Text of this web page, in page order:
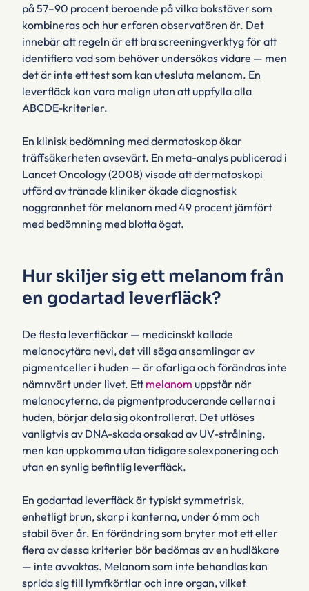
på 57–90 procent beroende på vilka bokstäver som
kombineras och hur erfaren observatören är. Det
innebär att regeln är ett bra screeningverktyg för att
identifiera vad som behöver undersökas vidare — men
det är inte ett test som kan utesluta melanom. En
leverfläck kan vara malign utan att uppfylla alla
ABCDE-kriterier.
En klinisk bedömning med dermatoskop ökar
träffsäkerheten avsevärt. En meta-analys publicerad i
Lancet Oncology(2008) visade att dermatoskopi
utförd av tränade kliniker ökade diagnostisk
noggrannhet för melanom med 49 procent jämfört
med bedömning med blotta ögat.
Hur skiljer sig ett melanom från
en godartad leverfläck?
De flesta leverfläckar — medicinskt kallade
melanocytära nevi, det vill säga ansamlingar av
pigmentceller i huden — är ofarliga och förändras inte
nämnvärt under livet. Ett melanom uppstår när
melanocyterna, de pigmentproducerande cellerna i
huden, börjar dela sig okontrollerat. Det utlöses
vanligtvis av DNA-skada orsakad av UV-strålning,
men kan uppkomma utan tidigare solexponering och
utan en synlig befintlig leverfläck.
En godartad leverfläck är typiskt symmetrisk,
enhetligt brun, skarp i kanterna, under 6 mm och
stabil över år. En förändring som bryter mot ett eller
flera av dessa kriterier bör bedömas av en hudläkare
— inte avvaktas. Melanom som inte behandlas kan
sprida sig till lymfkörtlar och inre organ, vilket